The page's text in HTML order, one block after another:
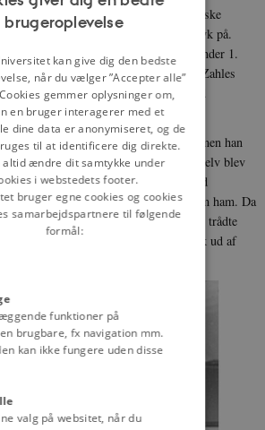
(1920) er andre vigtige historiske
satte sit markante fingeraftryk på.
i opposition, idet J.C. Christensen under 1.
som minister uden portefølje i C. Th. Zahles
1916-18 sammen med bl.a. Thorvald
være blevet regeringsleder igen, men han
til Niels Neergaard, mens han selv blev
i tvivl om, at han havde kontrol med
væsentligt kunne besluttes uden om ham. Da
gennemført de reformer, han ønskede, trådte
minister og annoncerede, at han gik ud af
valg.
DANISH
brugeroplevelse
kan give dig den bedste
når du vælger ”Accepter alle”
gemmer oplysninger om,
en bruger interagerer med et
dine data er anonymiseret, og de
til at identificere dig direkte.
altid ændre dit samtykke under
i webstedets footer.
bruger egne cookies og cookies
samarbejdspartnere til følgende
formål:
funktioner på
brugbare, fx navigation mm.
kan ikke fungere uden disse
valg på websitet, når du